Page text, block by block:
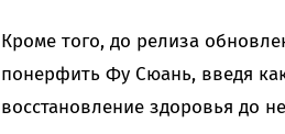
Кроме того, до релиза
понерфить Фу Сюань, введя
восстановление здоровья до